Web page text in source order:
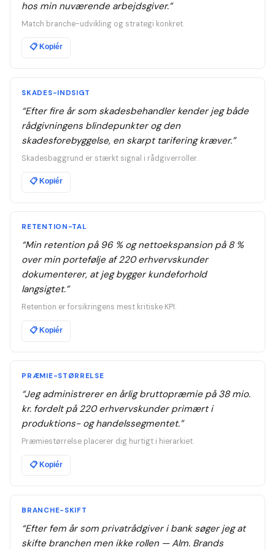
hos min nuværende arbejdsgiver.”
Match branche-udvikling og strategi konkret.
📋Kopiér
SKADES-INDSIGT
“Efter fire år som skadesbehandler kender jeg både
rådgivningens blindepunkter og den
skadesforebyggelse, en skarpt tarifering kræver.”
Skadesbaggrund er stærkt signal i rådgiverroller.
📋Kopiér
RETENTION-TAL
“Min retention på 96 % og nettoekspansion på 8 %
over min portefølje af 220 erhvervskunder
dokumenterer, at jeg bygger kundeforhold
langsigtet.”
Retention er forsikringens mest kritiske KPI.
📋Kopiér
PRÆMIE-STØRRELSE
“Jeg administrerer en årlig bruttopræmie på 38 mio.
kr. fordelt på 220 erhvervskunder primært i
produktions- og handelssegmentet.”
Præmiestørrelse placerer dig hurtigt i hierarkiet.
📋Kopiér
BRANCHE-SKIFT
“Efter fem år som privatrådgiver i bank søger jeg at
skifte branchen men ikke rollen — Alm. Brands